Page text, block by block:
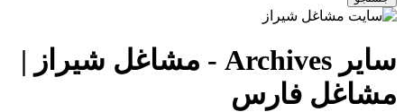
سایر Archives - مشاغل شیراز |
مشاغل فارس